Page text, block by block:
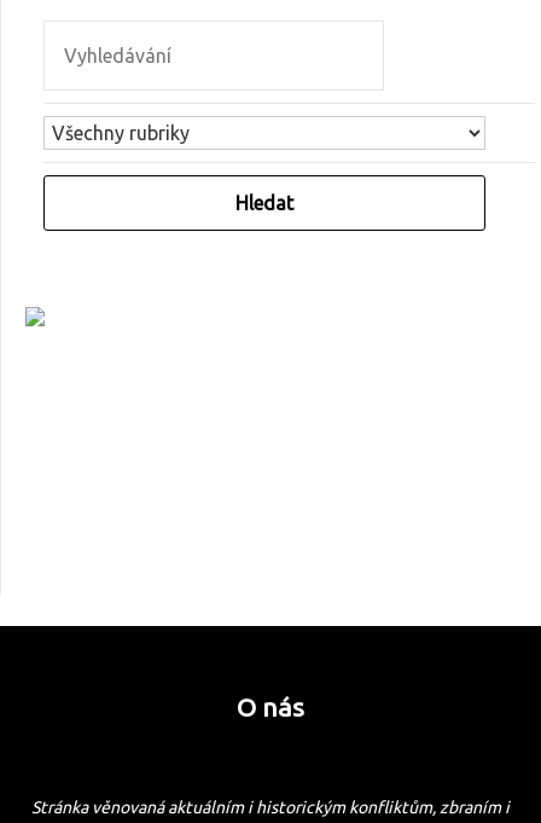
O nás
Stránka věnovaná aktuálním i historickým konfliktům, zbraním i